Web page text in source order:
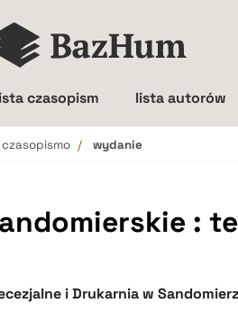
czasopism lista autorów
czasopismo wydanie
:
i Drukarnia w